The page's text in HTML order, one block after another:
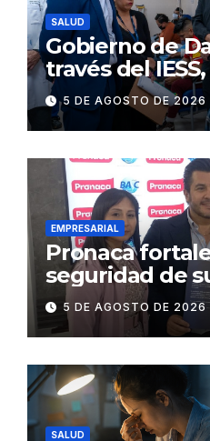
SALUD
Gobierno de
través del
en 86
salud
5 DE AGOSTO DE 2026
EMPRESARIAL
Pronaca
seguridad de
suministro
BASC en dos
5 DE AGOSTO DE 2026
SALUD